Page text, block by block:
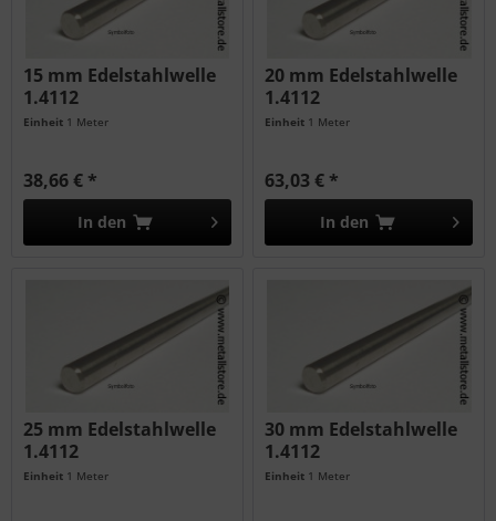
15 mm Edelstahlwelle
1.4112
Einheit 1 Meter
38,66 € *
In den
20 mm Edelstahlwelle
1.4112
Einheit 1 Meter
63,03 € *
In den
25 mm Edelstahlwelle
1.4112
Einheit 1 Meter
30 mm Edelstahlwelle
1.4112
Einheit 1 Meter